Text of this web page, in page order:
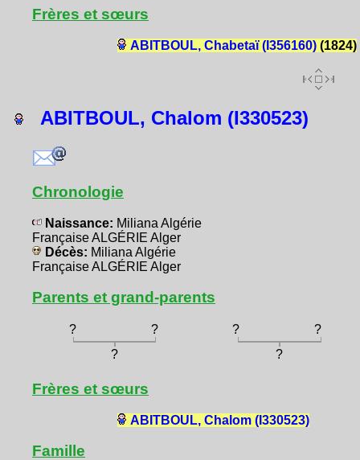
Frères et sœurs
ABITBOUL, Chabetaï (I356160)(1824)
ABITBOUL, Chalom (I330523)
Chronologie
Naissance: Miliana Algérie
Française ALGÉRIE Alger
Décès: Miliana Algérie
Française ALGÉRIE Alger
Parents et grand-parents
? ? ?
?
?
?
Frères et sœurs
ABITBOUL, Chalom (I330523)
Famille